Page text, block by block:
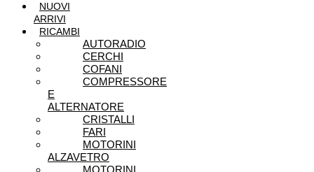
NUOVI
ARRIVI
RICAMBI
AUTORADIO
CERCHI
COFANI
COMPRESSORE
E
ALTERNATORE
CRISTALLI
FARI
MOTORINI
ALZAVETRO
MOTORINI